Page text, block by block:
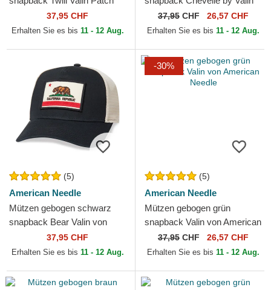
von American Needle
37,95 CHF
Erhalten Sie es bis 11 - 12 Aug.
von American Needle
37,95 CHF 26,57 CHF
Erhalten Sie es bis 11 - 12 Aug.
(5)
American Needle
Mützen gebogen schwarz
snapback Bear Valin von
American Needle
37,95 CHF
Erhalten Sie es bis 11 - 12 Aug.
-30%
(5)
American Needle
Mützen gebogen grün
snapback Valin von American
Needle
37,95 CHF 26,57 CHF
Erhalten Sie es bis 11 - 12 Aug.